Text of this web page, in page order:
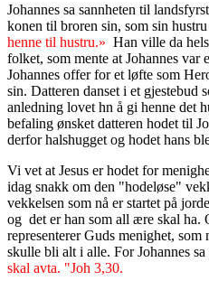
Johannes sa sannheten til
konen til broren sin, som sin hustru
henne til hustru.» Han ville da
folket, som mente at Johannes var
Johannes offer for et løfte som
sin. Datteren danset i et gjestebud
anledning lovet hn å gi henne det
befaling ønsket datteren hodet til
derfor halshugget og hodet hans
Vi vet at Jesus er hodet for
idag snakk om den "hodeløse"
vekkelsen som nå er startet på
og det er han som all ære skal ha.
representerer Guds menighet,
skulle bli alt i alle. For Johannes sa
skal avta. "Joh 3,30.